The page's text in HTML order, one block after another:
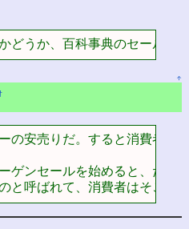
どうか、百科事典のセールス
↑
の安売りだ。すると消費者は
ゲンセールを始めると、たい
と呼ばれて、消費者はそこか